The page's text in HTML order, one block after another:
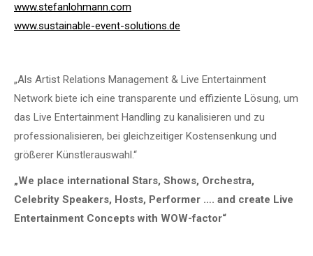
www.stefanlohmann.com
www.sustainable-event-solutions.de
„Als Artist Relations Management & Live Entertainment
Network biete ich eine transparente und effiziente Lösung, um
das Live Entertainment Handling zu kanalisieren und zu
professionalisieren, bei gleichzeitiger Kostensenkung und
größerer Künstlerauswahl.“
„We place international Stars, Shows, Orchestra,
Celebrity Speakers, Hosts, Performer …. and create Live
Entertainment Concepts with WOW-factor“